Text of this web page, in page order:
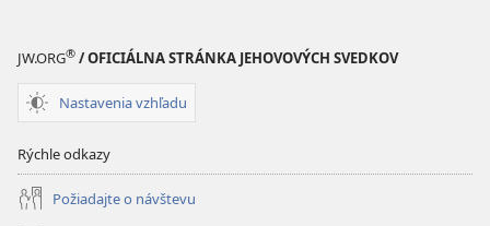
JW.ORG® / OFICIÁLNA STRÁNKA JEHOVOVÝCH SVEDKOV
Nastavenia vzhľadu
Rýchle odkazy
Požiadajte o návštevu